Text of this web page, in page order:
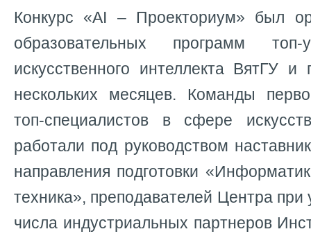
Конкурс «AI – Проекториум» был
образовательных программ
искусственного интеллекта ВятГУ
нескольких месяцев. Команды
топ-специалистов в сфере
работали под руководством
направления подготовки
техника», преподавателей Центра при
числа индустриальных партнеров